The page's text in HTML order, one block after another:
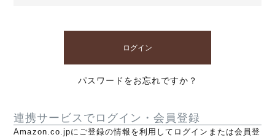
ログイン
パスワードをお忘れですか？
連携サービスでログイン・会員登録
Amazon.co.jpにご登録の情報を利用してログインまたは会員登